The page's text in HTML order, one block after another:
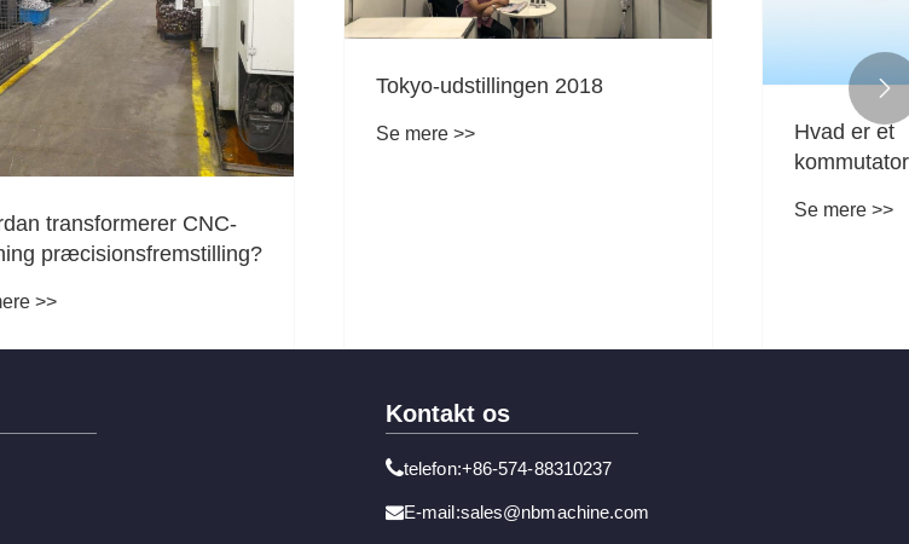
Tokyo-udstillingen 2018
Se mere >>
kommutatorendebeslag, og

Kontakt os
telefon:+86-574-88310237
E-mail:sales@nbmachine.com